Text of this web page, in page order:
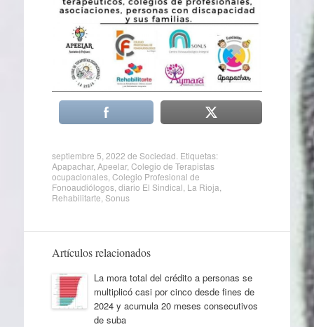
septiembre 5, 2022 de Sociedad . Etiquetas:
Apapachar, Apeelar, Colegio de Terapistas
ocupacionales, Colegio Profesional de
Fonoaudiólogos, diario El Sindical La Rioja
Rehabilitarte Sonus
Artículos relacionados
La mora total del crédito a personas se
multiplicó casi por cinco desde fines de
2024 y acumula 20 meses consecutivos
de suba